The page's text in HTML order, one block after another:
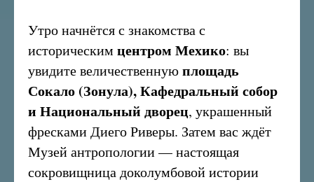
Утро начнётся с знакомства с
историческим центром Мехико: вы
увидите величественнуюплощадь
Сокало (Зонула), Кафедральный собор
и Национальный дворец, украшенный
фресками Диего Риверы. Затем вас ждёт
Музей антропологии — настоящая
сокровищница доколумбовой истории